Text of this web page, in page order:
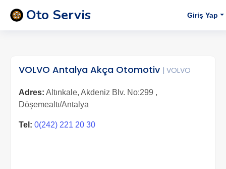
Oto Servis Giriş Yap
VOLVO Antalya Akça Otomotiv | VOLVO
Adres: Altınkale, Akdeniz Blv. No:299 ,
Döşemealtı/Antalya
Tel: 0(242) 221 20 30